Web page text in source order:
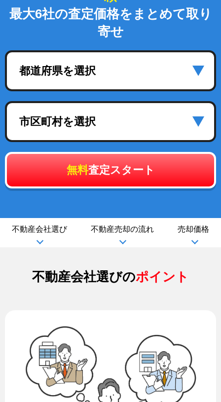
最大6社の査定価格をまとめて取り
寄せ
都道府県を選択
市区町村を選択
無料査定スタート
不動産会社選び 不動産売却の流れ 売却価格
不動産会社選びのポイント